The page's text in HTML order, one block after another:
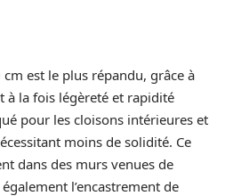
est le plus répandu, grâce à
à la fois légèreté et rapidité
pour les cloisons intérieures et
moins de solidité. Ce
dans des murs venues de
l’encastrement de